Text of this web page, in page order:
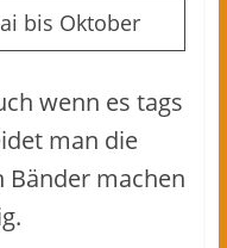
bis Oktober
wenn es tags
man die
Bänder machen